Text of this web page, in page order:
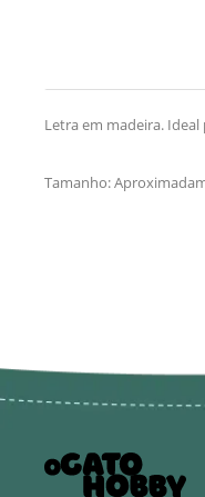
Letra em madeira.
Tamanho: